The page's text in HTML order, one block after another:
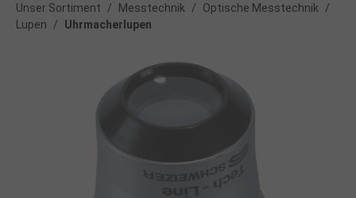
Unser Sortiment / Messtechnik / Optische Messtechnik
/
Lupen
/ Uhrmacherlupen